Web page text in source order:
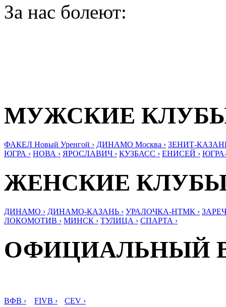
За нас болеют:
МУЖСКИЕ
ФАКЕЛ Новый Уренгой › ДИНАМО Москва › ЗЕНИТ-
ЮГРА › НОВА › ЯРОСЛАВИЧ › КУЗБАСС › ЕНИСЕЙ ›
ЖЕНСКИЕ
ДИНАМО › ДИНАМО-КАЗАНЬ › УРАЛОЧКА-НТМК ›
ЛОКОМОТИВ › МИНСК › ТУЛИЦА › СПАРТА ›
ОФИЦИАЛЬНЫЙ
ВФВ › FIVB › CEV ›